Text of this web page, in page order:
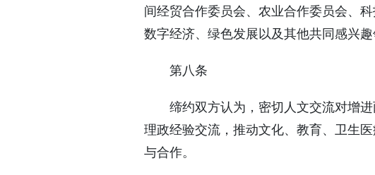
间经贸合作委员会、农业合作委员会、
数字经济、绿色发展以及其他共同感兴
第八条
缔约双方认为，密切人文交流对增
理政经验交流，推动文化、教育、卫生
与合作。